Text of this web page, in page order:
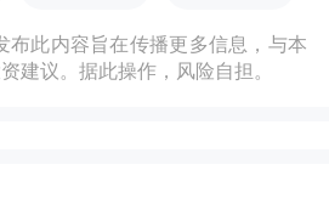
布此内容旨在传播更多信息，与本
建议。据此操作，风险自担。